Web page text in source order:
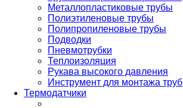
Металлопластиковые трубы
Полиэтиленовые трубы
Полипропиленовые трубы
Подводки
Пневмотрубки
Теплоизоляция
Рукава высокого давления
Инструмент для монтажа труб
Термодатчики